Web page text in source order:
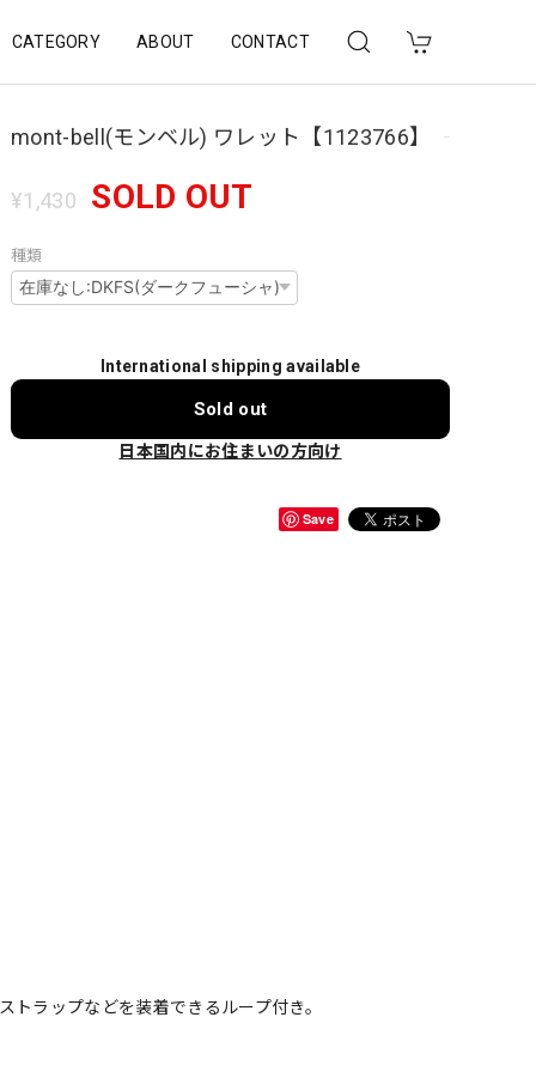
CATEGORY ABOUT CONTACT
mont-bell(モンベル) ワレット【1123766】
¥1,430 SOLD OUT
種類
International shipping available
Sold out
日本国内にお住まいの方向け
Save
ラップなどを装着できるループ付き。